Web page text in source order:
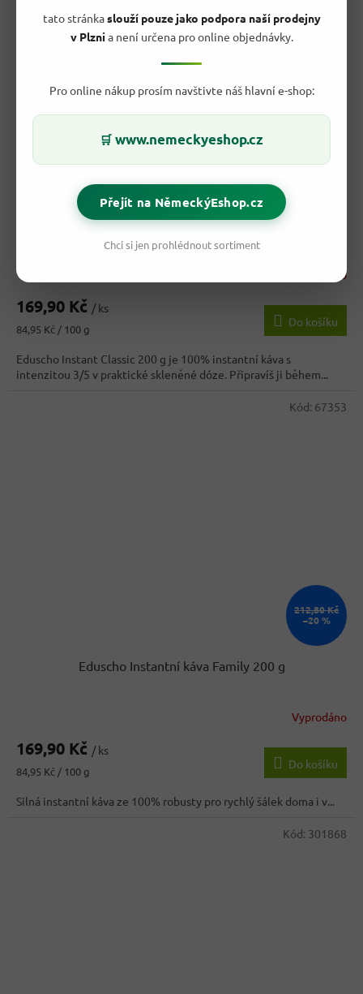
tato stránkaslouží pouze jako podpora naší prodejny
v Plznia není určena pro online objednávky.
Pro online nákup prosím navštivte náš hlavní e-shop:
🛒 www.nemeckyeshop.cz
Přejít na NěmeckýEshop.cz
Chci si jen prohlédnout sortiment
212,80 Kč
Eduscho Instantní káva Classic 200 g
Vyprodáno
169,90 Kč / ks
Měrná
84,95 Kč / 100 g
Do košíku
Eduscho Instant Classic 200 g je 100% instantní káva s
intenzitou 3/5 v praktické skleněné dóze. Připravíš ji během...
212,80 Kč
–20 %
Eduscho Instantní káva Family 200 g
Vyprodáno
169,90 Kč / ks
Měrná
84,95 Kč / 100 g
Do košíku
Silná instantní káva ze 100% robusty pro rychlý šálek doma i v...
Kód: 67353
Kód: 301868